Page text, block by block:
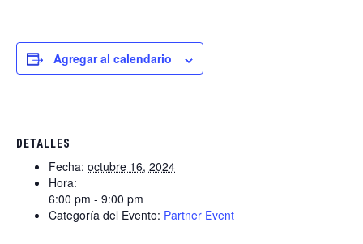
Agregar al calendario
DETALLES
Fecha: octubre 16, 2024
Hora:
6:00 pm - 9:00 pm
Categoría del Evento: Partner Event